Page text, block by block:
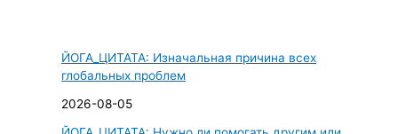
ЙОГА_ЦИТАТА: Изначальная причина всех
глобальных проблем
2026-08-05